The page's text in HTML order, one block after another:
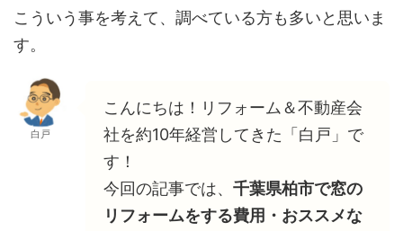
こういう事を考えて、調べている方も多いと思いま
す。
白戸
こんにちは！リフォーム＆不動産会
社を約10年経営してきた「白戸」で
す！
今回の記事では、 千葉県柏市で窓の
リフォームをする費用・おススメな